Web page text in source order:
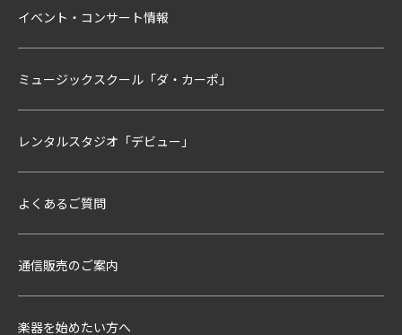
イベント・コンサート情報
ミュージックスクール「ダ・カーポ」
レンタルスタジオ「デビュー」
よくあるご質問
通信販売のご案内
楽器を始めたい方へ